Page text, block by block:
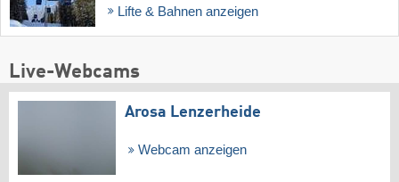
Lifte & Bahnen anzeigen
Live-Webcams
Arosa Lenzerheide
Webcam anzeigen